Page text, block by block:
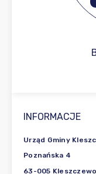
INFORMACJE
Urząd Gminy
Poznańska 4
63-005 Kleszczewo